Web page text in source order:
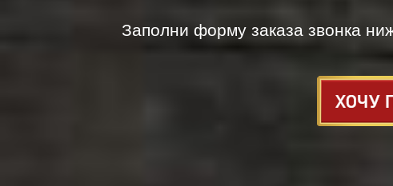
Заполни форму заказа звонка